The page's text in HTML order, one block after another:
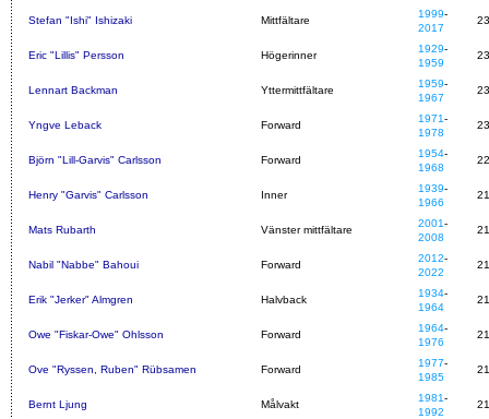
Stefan "Ishi" Ishizaki Mittfältare
1999-
2017
Eric "Lillis" Persson Högerinner
1929-
1959
Lennart Backman Yttermittfältare
1959-
1967
Yngve Leback Forward
1971-
1978
Björn "Lill-Garvis" Carlsson Forward
1954-
1968
Henry "Garvis" Carlsson Inner
1939-
1966
Mats Rubarth Vänster mittfältare
2001-
2008
Nabil "Nabbe" Bahoui Forward
2012-
2022
Erik "Jerker" Almgren Halvback
1934-
1964
Owe "Fiskar-Owe" Ohlsson Forward
1964-
1976
Ove "Ryssen, Ruben" Rübsamen Forward
1977-
1985
Bernt Ljung Målvakt
1981-
1992